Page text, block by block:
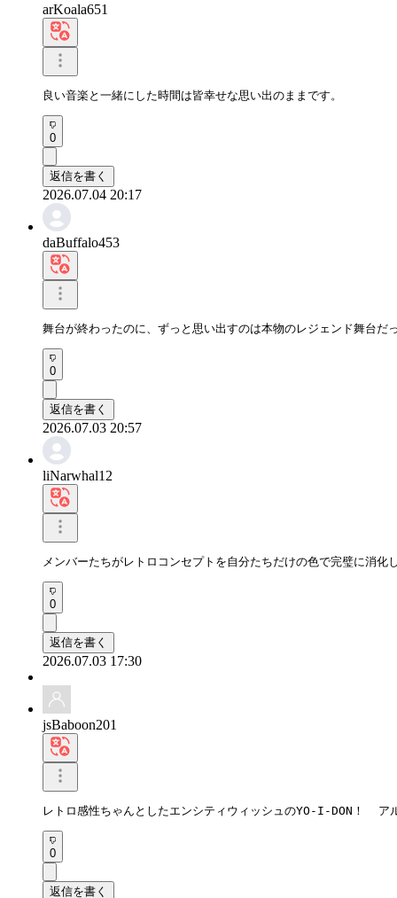
arKoala651
良い音楽と一緒にした時間は皆幸せな思い出のままです。
0
返信を書く
2026.07.04 20:17
daBuffalo453
舞台が終わったのに、ずっと思い出すのは本物のレジェンド舞台だ
0
返信を書く
2026.07.03 20:57
liNarwhal12
メンバーたちがレトロコンセプトを自分たちだけの色で完璧に消
0
返信を書く
2026.07.03 17:30
jsBaboon201
レトロ感性ちゃんとしたエンシティウィッシュのYO-I-DON！  ア
0
返信を書く